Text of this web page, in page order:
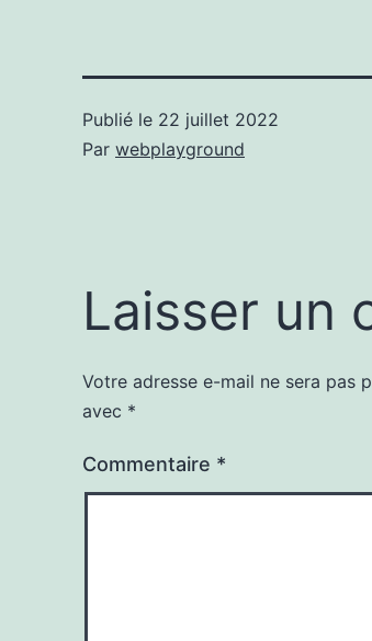
Publié le 22 juillet 2022
Par webplayground
Laisser un
Votre adresse e-mail ne sera pas
avec *
Commentaire *